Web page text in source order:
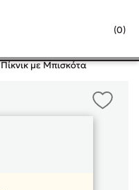
(0)
Κλείσιμο
Πίκνικ με Μπισκότα